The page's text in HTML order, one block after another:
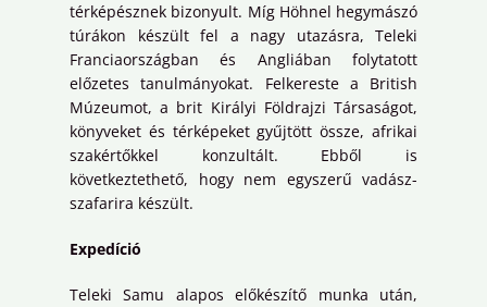
térképésznek bizonyult. Míg Höhnel hegymászó
túrákon készült fel a nagy utazásra, Teleki
Franciaországban és Angliában folytatott
előzetes tanulmányokat. Felkereste a British
Múzeumot, a brit Királyi Földrajzi Társaságot,
könyveket és térképeket gyűjtött össze, afrikai
szakértőkkel konzultált. Ebből is
következtethető, hogy nem egyszerű vadász-
szafarira készült.
Expedíció
Teleki Samu alapos előkészítő munka után,